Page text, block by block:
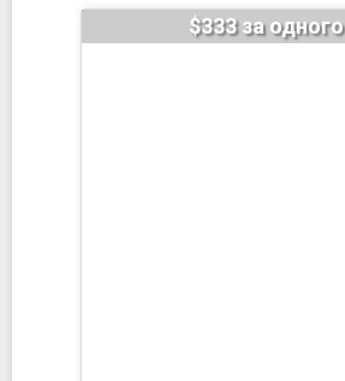
$333 за одного